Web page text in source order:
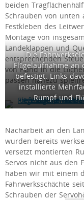
beiden
Schrauben von unten
Festkleben des
Montage von
Landeklappen und
entsprechenden
von Hand in die
passen nahezu
Die
Flügelaufnahme an
befestigt. Links
installierte
Rumpf und
Nacharbeit an den
wurden bereits
versetzt montierten
Servos nicht aus den
haben wir mit einem
Fahrwerksschächte
Schrauben der